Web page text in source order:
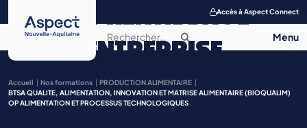
Accès à Aspect Connect
APPRENTISSAGE
ENTREPRISE
SALON DE
Accueil Nos formations
PRODUCTION ALIMENTAIRE
BTSA QUALITE, ALIMENTATION, INNOVATION ET MATRISE ALIMENTAIRE (BIOQUALIM)
OP ALIMENTATION ET PROCESSUS TECHNOLOGIQUES